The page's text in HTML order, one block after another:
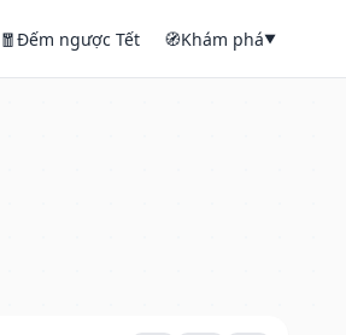
🧧Đếm ngược Tết 🧭Khám phá▼